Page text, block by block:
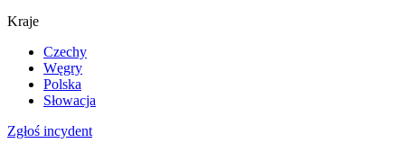
Kraje
Czechy
Węgry
Polska
Słowacja
Zgłoś incydent